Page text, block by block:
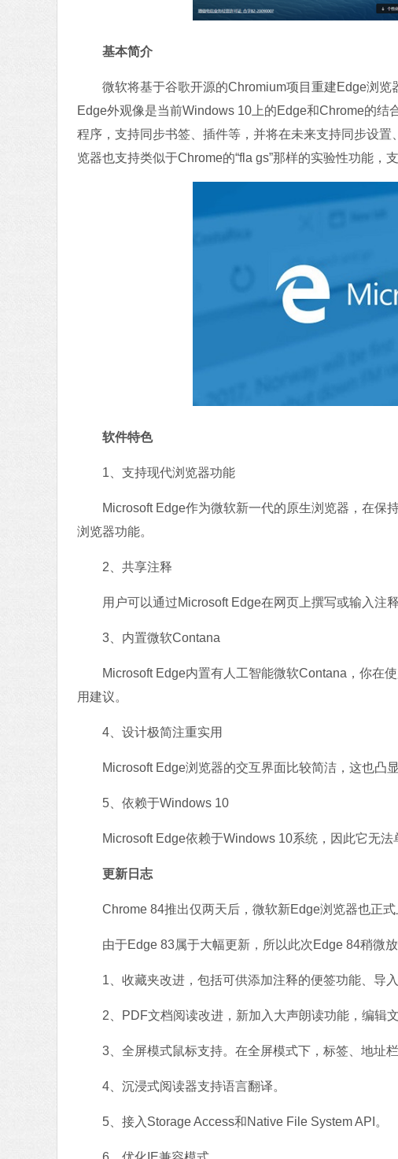
基本简介
微软将基于谷歌开源的Chromium项目重建Edge浏览
Edge外观像是当前Windows 10上的Edge和Chrome的
程序，支持同步书签、插件等，并将在未来支持同步设
览器也支持类似于Chrome的“fla gs”那样的实验性功能，
软件特色
1、支持现代浏览器功能
Microsoft Edge作为微软新一代的原生浏览器，在保
浏览器功能。
2、共享注释
用户可以通过Microsoft Edge在网页上撰写或输入注释
3、内置微软Contana
Microsoft Edge内置有人工智能微软Contana，你在使
用建议。
4、设计极简注重实用
Microsoft Edge浏览器的交互界面比较简洁，这也凸显
5、依赖于Windows 10
Microsoft Edge依赖于Windows 10系统，因此它无法
更新日志
Chrome 84推出仅两天后，微软新Edge浏览器也正式
由于Edge 83属于大幅更新，所以此次Edge 84稍微放
1、收藏夹改进，包括可供添加注释的便签功能、导入
2、PDF文档阅读改进，新加入大声朗读功能，编辑文
3、全屏模式鼠标支持。在全屏模式下，标签、地址栏
4、沉浸式阅读器支持语言翻译。
5、接入Storage Access和Native File System API。